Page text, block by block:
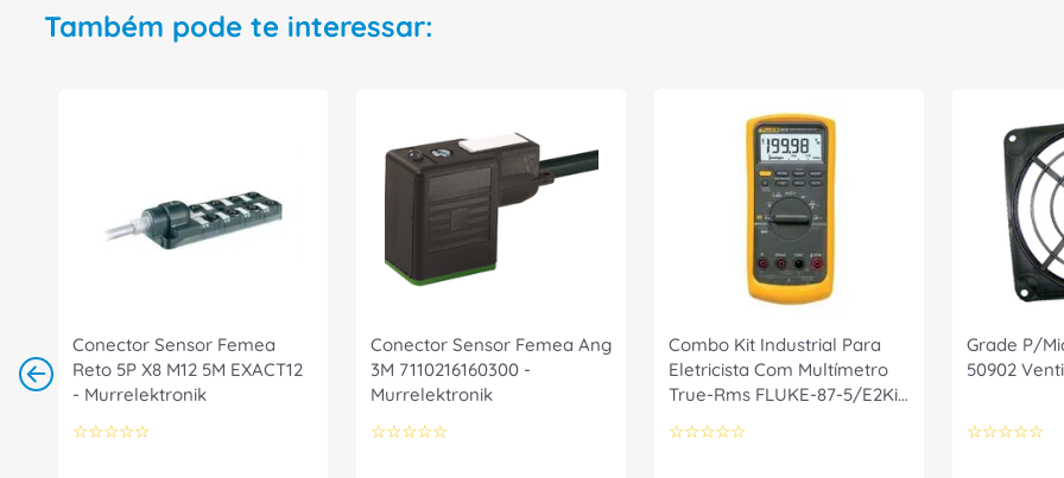
Também pode te interessar:
Conector Sensor Femea
Reto 5P X8 M12 5M EXACT12
- Murrelektronik
☆☆☆☆☆
Conector Sensor Femea Ang
3M 7110216160300 -
Murrelektronik
☆☆☆☆☆
Combo Kit Industrial Para
Eletricista Com Multímetro
True-Rms FLUKE-87-5/E2Kit
Fluke
☆☆☆☆☆
Grade P/
50902
☆☆☆☆☆